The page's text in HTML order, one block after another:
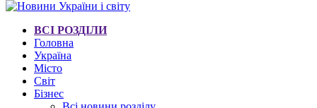
ВСІ РОЗДІЛИ
Головна
Україна
Місто
Світ
Бізнес